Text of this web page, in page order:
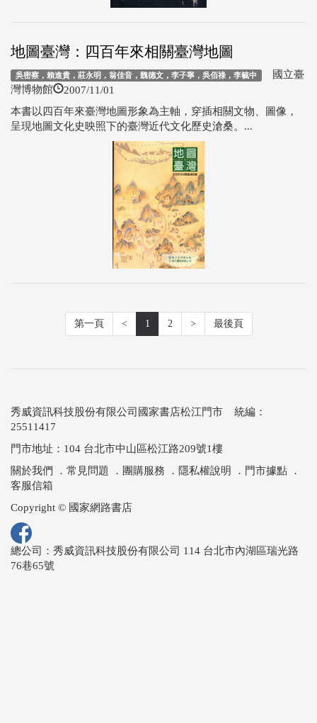
地圖臺灣：四百年來相關臺灣地圖
吳密察，賴進貴，莊永明，翁佳音，魏德文，李子寧，吳佰祿，李毓中
國立臺
灣博物館
2007/11/01
本書以四百年來臺灣地圖形象為主軸，穿插相關文物、圖像，
呈現地圖文化史映照下的臺灣近代文化歷史滄桑。...
第一頁 < 1 2 > 最後頁
秀威資訊科技股份有限公司國家書店松江門市 統編：
25511417
門市地址：104 台北市中山區松江路209號1樓
關於我們
． 常見問題 ． 團購服務 ． 隱私權說明 ． 門市據點 ．
客服信箱
Copyright © 國家網路書店
總公司：秀威資訊科技股份有限公司 114 台北市內湖區瑞光路
76巷65號